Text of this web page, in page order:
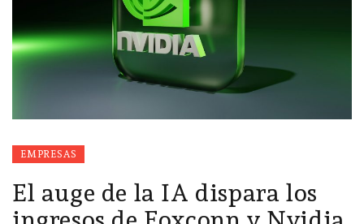
EMPRESAS
El auge de la IA dispara los